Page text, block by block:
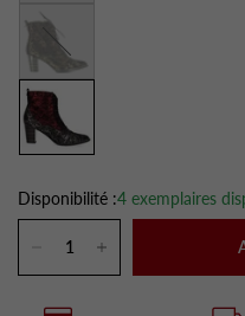
Bronze
Disponibilité :4 exemplaires